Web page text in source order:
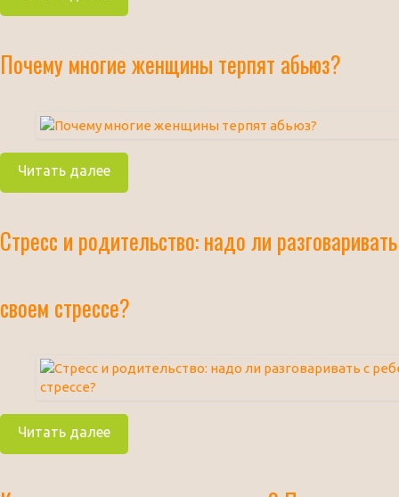
Почему многие женщины терпят абьюз?
Читать далее
Стресс и родительство: надо ли
своем стрессе?
Читать далее